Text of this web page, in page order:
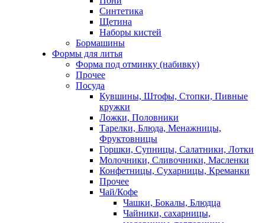
Синтетика
Щетина
Наборы кистей
Бормашины
Формы для литья
Форма под отминку (набивку)
Прочее
Посуда
Кувшины, Штофы, Стопки, Пивные
кружки
Ложки, Половники
Тарелки, Блюда, Менажницы,
Фруктовницы
Горшки, Супницы, Салатники, Лотки
Молочники, Сливочники, Масленки
Конфетницы, Сухарницы, Креманки
Прочее
Чай/Кофе
Чашки, Бокалы, Блюдца
Чайники, сахарницы,